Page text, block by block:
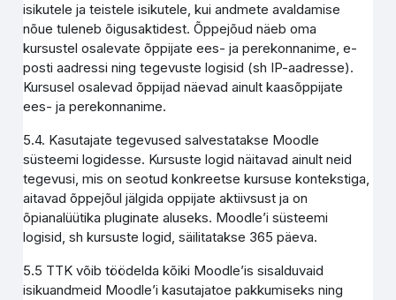
isikutele ja teistele isikutele, kui andmete avaldamise
nõue tuleneb õigusaktidest. Õppejõud näeb oma
kursustel osalevate õppijate ees- ja perekonnanime, e-
posti aadressi ning tegevuste logisid (sh IP-aadresse).
Kursusel osalevad õppijad näevad ainult kaasõppijate
ees- ja perekonnanime.
5.4. Kasutajate tegevused salvestatakse Moodle
süsteemi logidesse. Kursuste logid näitavad ainult neid
tegevusi, mis on seotud konkreetse kursuse kontekstiga,
aitavad õppejõul jälgida oppijate aktiivsust ja on
õpianalüütika pluginate aluseks. Moodle’i süsteemi
logisid, sh kursuste logid, säilitatakse 365 päeva.
5.5 TTK võib töödelda kõiki Moodle’is sisalduvaid
isikuandmeid Moodle’i kasutajatoe pakkumiseks ning